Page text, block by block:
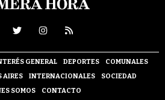
GENERAL DEPORTES
COMUNALES
AIRES
INTERNACIONALES
SOCIEDAD
SOMOS
CONTACTO